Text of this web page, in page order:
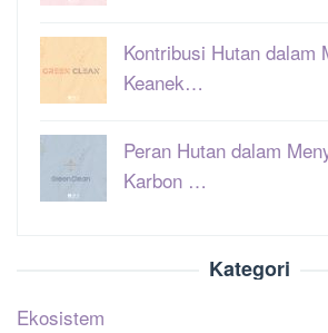
Kontribusi Hutan dalam
Keanek…
Peran Hutan dalam
Karbon …
Kategori
Ekosistem